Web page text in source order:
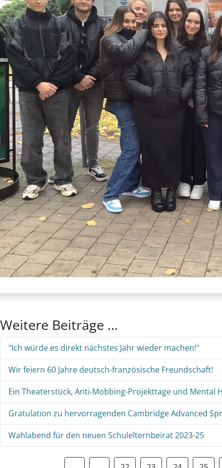
Weitere Beiträge …
"Ich würde es direkt nächstes Jahr wieder machen!"
Wir feiern 60 Jahre deutsch-französische Freundschaft!
Ein Theaterstück, Anti-Mobbing-Projekttage und Mental
Gratulation zu hervorragenden Cambridge Advanced
Wahlabend für den neuen Schulelternbeirat 2023-25